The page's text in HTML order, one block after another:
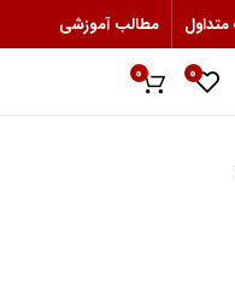
مطالب آموزشی
0
0